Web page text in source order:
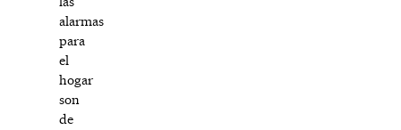
alarmas
para
el
hogar
son
de